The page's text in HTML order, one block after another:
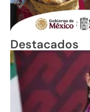
Destacados